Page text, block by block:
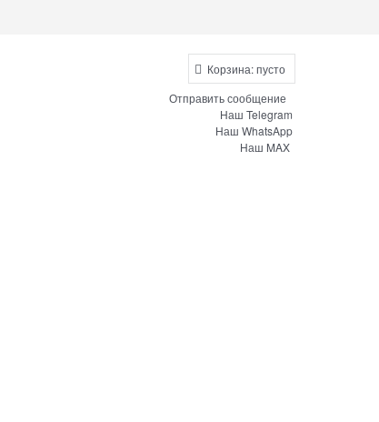
Корзина:пусто
Отправить сообщение
Наш Telegram
Наш WhatsApp
Наш MAX